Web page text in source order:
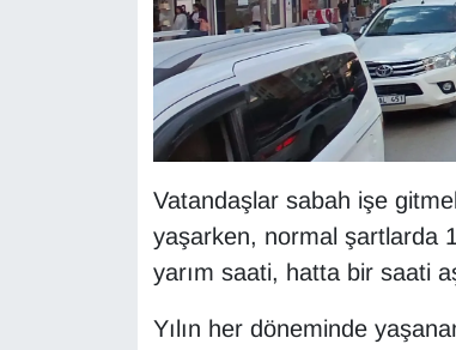
Vatandaşlar sabah işe
yaşarken, normal şartlarda
yarım saati, hatta bir saati
Yılın her döneminde
MAGAZİN
ONE EKONOMİ
POLİTİKA
Resmi İlanlar